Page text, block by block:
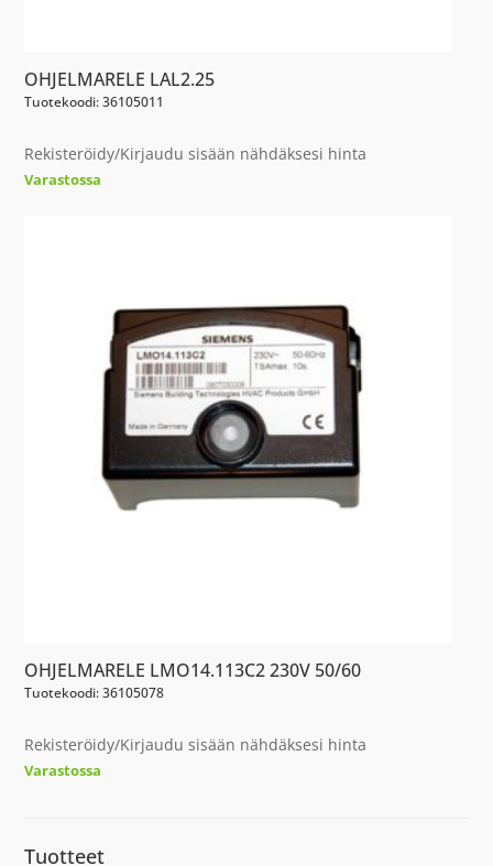
OHJELMARELE LAL2.25
Tuotekoodi: 36105011
Rekisteröidy/Kirjaudu sisään nähdäksesi hinta
Varastossa
OHJELMARELE LMO14.113C2 230V 50/60
Tuotekoodi: 36105078
Rekisteröidy/Kirjaudu sisään nähdäksesi hinta
Varastossa
Tuotteet